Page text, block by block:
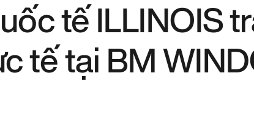
tế ILLINOIS
tế tại BM